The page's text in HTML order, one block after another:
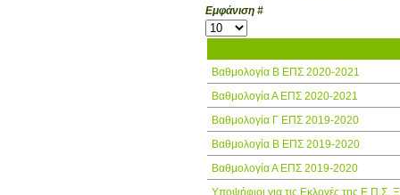
Εμφάνιση #
Βαθμολογία Β ΕΠΣ 2020-2021
Βαθμολογία Α ΕΠΣ 2020-2021
Βαθμολογία Γ ΕΠΣ 2019-2020
Βαθμολογία Β ΕΠΣ 2019-2020
Βαθμολογία Α ΕΠΣ 2019-2020
Υποψήφιοι για τις Εκλογές της Ε.Π.Σ.